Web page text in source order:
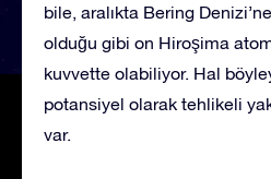
bile, aralıkta Bering
olduğu gibi on Hiroşima
kuvvette olabiliyor. Hal
potansiyel olarak tehlikeli
var.